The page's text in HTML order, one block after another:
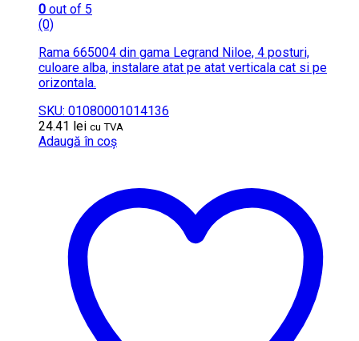
0 out of 5
(0)
Rama 665004 din gama Legrand Niloe, 4 posturi,
culoare alba, instalare atat pe atat verticala cat si pe
orizontala.
SKU: 01080001014136
24.41 lei cu TVA
Adaugă în coș